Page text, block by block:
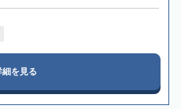
細を見る